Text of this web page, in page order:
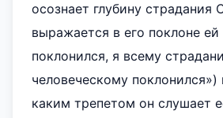
осознает глубину страдания
выражается в его поклоне
поклонился, я всему
человеческому
каким трепетом он слушает